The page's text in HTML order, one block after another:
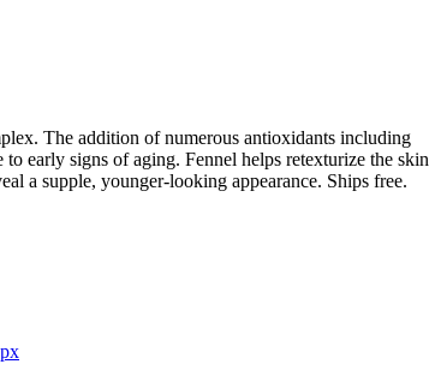
The addition of numerous antioxidants including
early signs of aging. Fennel helps retexturize the skin
a supple, younger-looking appearance. Ships free.